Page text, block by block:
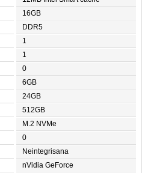
16GB
DDR5
1
1
0
6GB
24GB
512GB
M.2 NVMe
0
Neintegrisana
nVidia GeForce